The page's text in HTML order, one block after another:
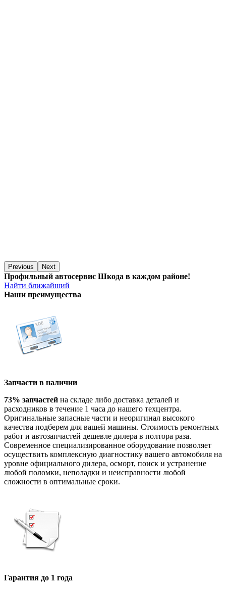
Previous Next
Профильный автосервис Шкода в каждом районе!
Найти ближайший
Наши преимущества
Запчасти в наличии
73% запчастей на складе либо доставка деталей и
расходников в течение 1 часа до нашего техцентра.
Оригинальные запасные части и неоригинал высокого
качества подберем для вашей машины. Стоимость ремонтных
работ и автозапчастей дешевле дилера в полтора раза.
Современное специализированное оборудование позволяет
осуществить комплексную диагностику вашего автомобиля на
уровне официального дилера, осморт, поиск и устранение
любой поломки, неполадки и неисправности любой
сложности в оптимальные сроки.
Гарантия до 1 года